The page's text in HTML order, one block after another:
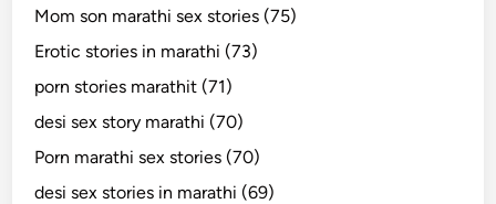
Mom son marathi sex stories (75)
Erotic stories in marathi (73)
porn stories marathit (71)
desi sex story marathi (70)
Porn marathi sex stories (70)
desi sex stories in marathi (69)